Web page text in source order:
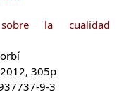
sobre la cualidad
305p
9-3